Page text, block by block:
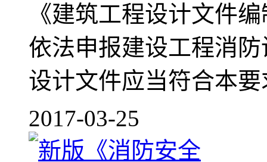
《建筑工程设计文件
依法申报建设工程消
设计文件应当符合本要
2017-03-25